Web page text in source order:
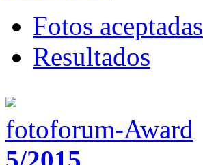
Fotos aceptadas
Resultados
fotoforum-Award